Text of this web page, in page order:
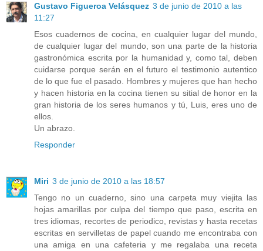
Gustavo Figueroa Velásquez 3 de junio de 2010 a las
11:27
Esos cuadernos de cocina, en cualquier lugar del mundo,
de cualquier lugar del mundo, son una parte de la historia
gastronómica escrita por la humanidad y, como tal, deben
cuidarse porque serán en el futuro el testimonio autentico
de lo que fue el pasado. Hombres y mujeres que han hecho
y hacen historia en la cocina tienen su sitial de honor en la
gran historia de los seres humanos y tú, Luis, eres uno de
ellos.
Un abrazo.
Responder
Miri 3 de junio de 2010 a las 18:57
Tengo no un cuaderno, sino una carpeta muy viejita las
hojas amarillas por culpa del tiempo que paso, escrita en
tres idiomas, recortes de periodico, revistas y hasta recetas
escritas en servilletas de papel cuando me encontraba con
una amiga en una cafeteria y me regalaba una receta